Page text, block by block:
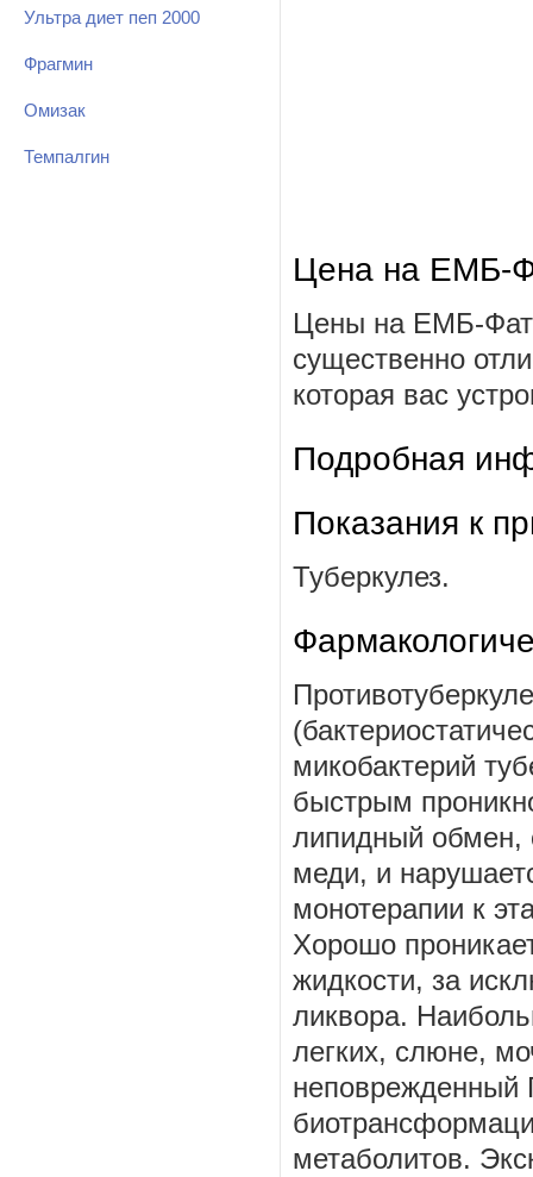
Ультра диет пеп 2000
Фрагмин
Омизак
Темпалгин
Цена на ЕМБ-
Цены на ЕМБ-
существенно
которая вас
Подробная
Показания к
Туберкулез.
микобактерий
быстрым
липидный обмен,
меди, и
монотерапии к
Хорошо
жидкости, за
ликвора.
легких, слюне,
неповрежденный
метаболитов.